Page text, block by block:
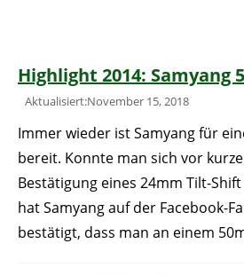
Highlight 2014: Samyang
Aktualisiert:November 15, 2018
Immer wieder ist Samyang für
bereit. Konnte man sich vor
Bestätigung eines 24mm Tilt-
hat Samyang auf der Facebook-
bestätigt, dass man an einem